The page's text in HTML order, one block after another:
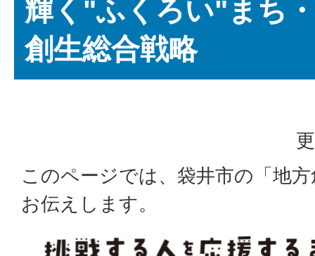
輝く"ふくろい"まち
創生総合戦略
このページでは、袋井市の「地
お伝えします。